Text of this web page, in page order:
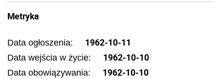
Metryka
Data ogłoszenia: 1962-10-11
Data wejścia w życie: 1962-10-10
Data obowiązywania: 1962-10-10